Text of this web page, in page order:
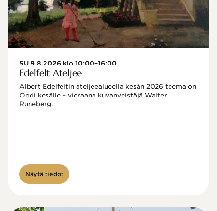
SU 9.8.2026 klo 10:00–16:00
Edelfelt Ateljee
Albert Edelfeltin ateljeealueella kesän 2026 teema on
Oodi kesälle – vieraana kuvanveistäjä Walter
Näytä tiedot